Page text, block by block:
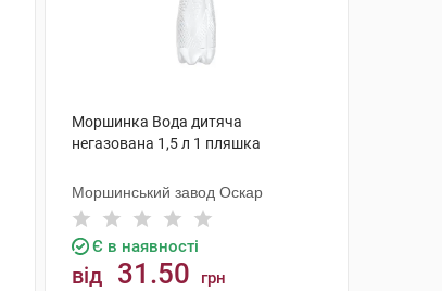
Моршинка Вода дитяча
негазована 1,5 л 1 пляшка
Моршинський завод Оскар
Є в наявності
від 31.50 грн